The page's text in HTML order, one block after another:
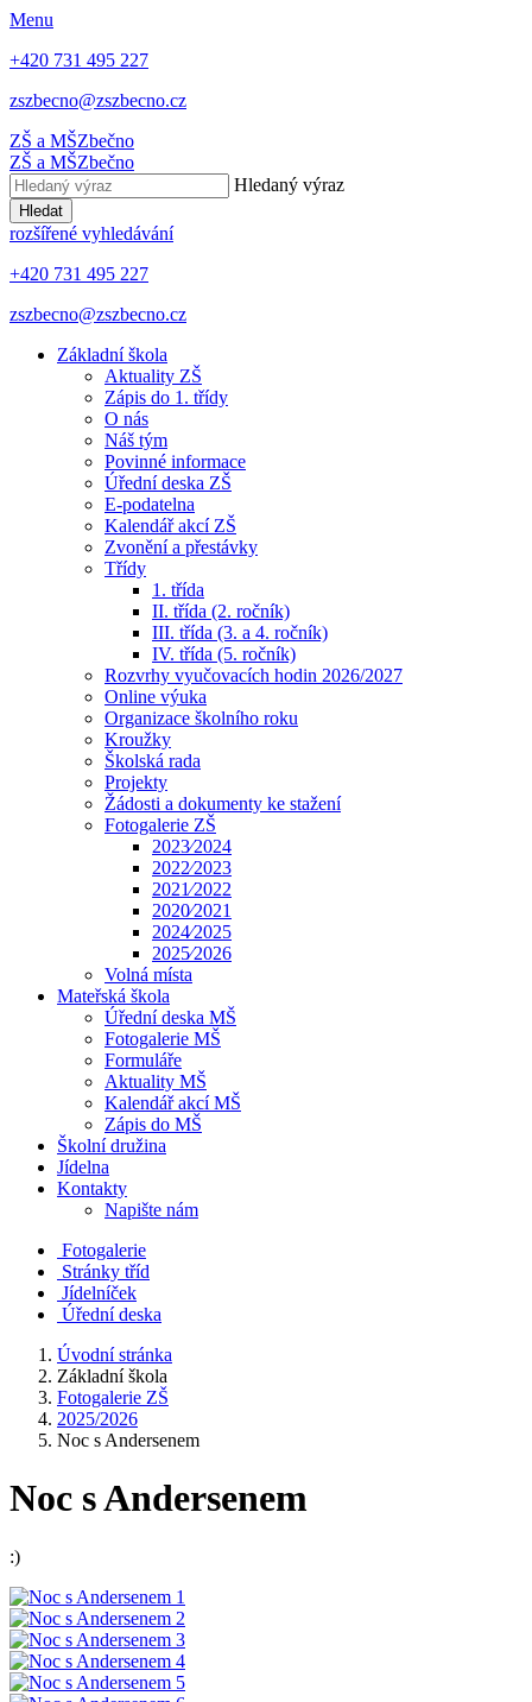
Menu
+420 731 495 227
zszbecno@zszbecno.cz
ZŠ a MŠZbečno
ZŠ a MŠZbečno
Hledaný výraz
Hledat
rozšířené vyhledávání
+420 731 495 227
zszbecno@zszbecno.cz
Základní škola
Aktuality ZŠ
Zápis do 1. třídy
O nás
Náš tým
Povinné informace
Úřední deska ZŠ
E-podatelna
Kalendář akcí ZŠ
Zvonění a přestávky
Třídy
1. třída
II. třída (2. ročník)
III. třída (3. a 4. ročník)
IV. třída (5. ročník)
Rozvrhy vyučovacích hodin 2026/2027
Online výuka
Organizace školního roku
Kroužky
Školská rada
Projekty
Žádosti a dokumenty ke stažení
Fotogalerie ZŠ
2023⁄2024
2022⁄2023
2021⁄2022
2020⁄2021
2024⁄2025
2025⁄2026
Volná místa
Mateřská škola
Úřední deska MŠ
Fotogalerie MŠ
Formuláře
Aktuality MŠ
Kalendář akcí MŠ
Zápis do MŠ
Školní družina
Jídelna
Kontakty
Napište nám
Fotogalerie
Stránky tříd
Jídelníček
Úřední deska
Úvodní stránka
Základní škola
Fotogalerie ZŠ
2025/2026
Noc s Andersenem
Noc s Andersenem
:)